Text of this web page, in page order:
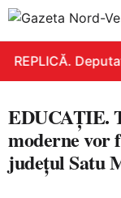
REPLICĂ.
EDUCAȚIE.
moderne vor
județul Satu